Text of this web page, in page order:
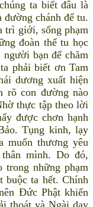
ta biết đâu là
chánh để tu.
trì giới, sống phạm
đoàn thể tu học
bạn để chăm
phải biết ơn Tam
dương xuất hiện
rõ con đường nào
thực tập theo lời
được chơn hạnh
Tụng kinh, lạy
muốn thương yêu
mình. Do đó,
trong những phạm
buộc ta hết. Chính
Đức Phật khiến